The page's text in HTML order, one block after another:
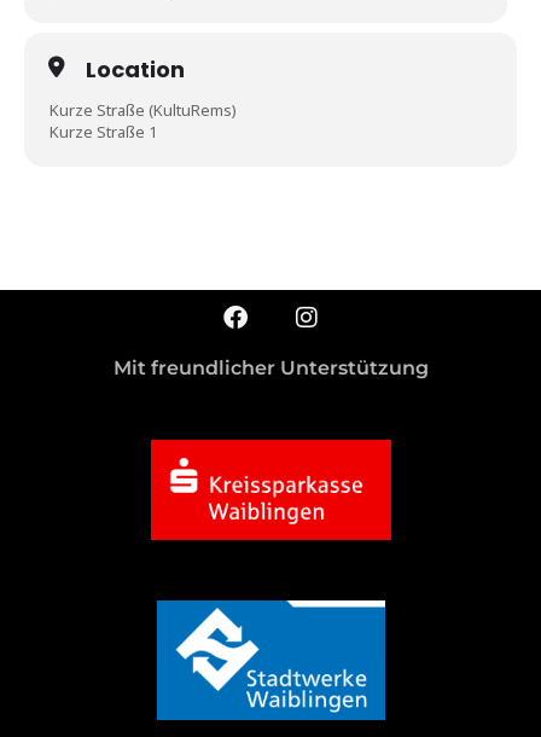
Location
Kurze Straße (KultuRems)
Kurze Straße 1
Mit freundlicher Unterstützung